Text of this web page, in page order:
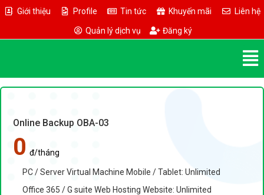
Giới thiệu Profile Tin tức Khuyến mãi Liên hệ
Quản lý dịch vụ Đăng ký
Online Backup OBA-03
0 đ/tháng
PC / Server Virtual Machine Mobile / Tablet: Unlimited
Office 365 / G suite Web Hosting Website: Unlimited